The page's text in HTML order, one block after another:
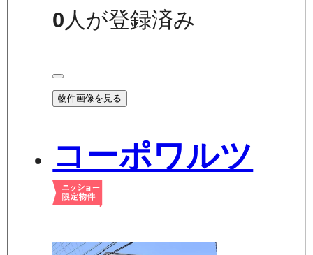
0 人が登録済み
物件画像を見る
コーポワルツ